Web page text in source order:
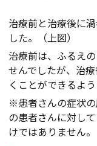
治療前と治療後に
した。（上図）
治療前は、ふるえ
せんでしたが、治
くことができるよ
※患者さんの症状
の患者さんに対し
けではありません。